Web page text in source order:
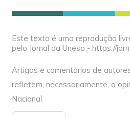
Este texto é uma reprodução
pelo Jornal da Unesp - https://
Artigos e comentários de
refletem, necessariamente, a
Nacional